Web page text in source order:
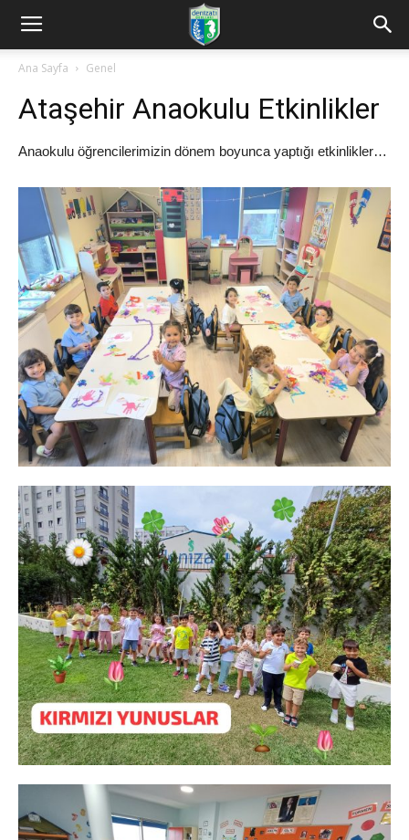
Ana Sayfa Genel
Ataşehir Anaokulu Etkinlikler
Anaokulu öğrencilerimizin dönem boyunca yaptığı etkinlikler…